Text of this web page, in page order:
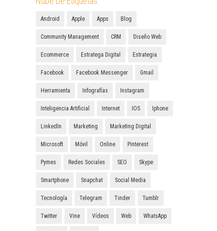
Android Apple Apps Blog
Community Management CRM Diseño Web
Ecommerce Estratega Digital Estrategia
Facebook Facebook Messenger Gmail
Herramienta Infografías Instagram
Inteligencia Artificial Internet IOS Iphone
LinkedIn Marketing Marketing Digital
Microsoft Móvil Online Pinterest
Pymes Redes Sociales SEO Skype
Smartphone Snapchat Social Media
Tecnología Telegram Tinder Tumblr
Twitter Vine Vídeos Web WhatsApp